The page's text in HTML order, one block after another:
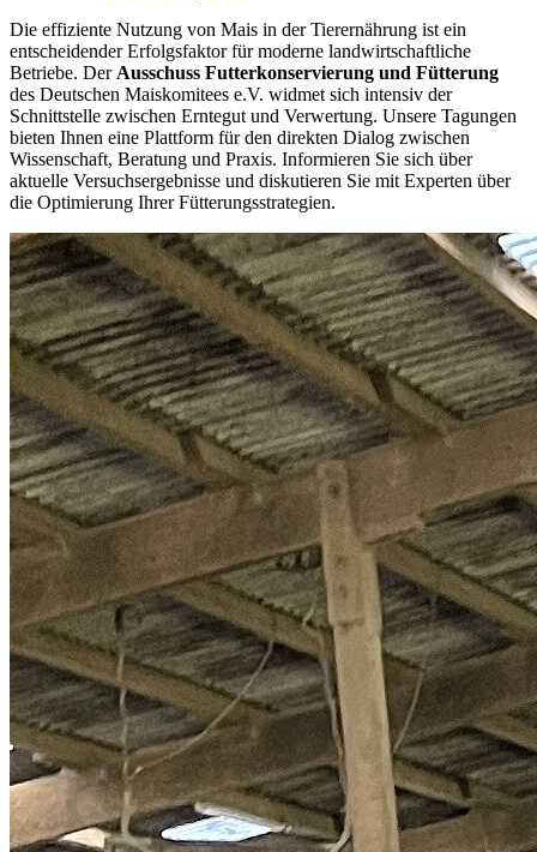
Die effiziente Nutzung von Mais in der Tierernährung ist ein
entscheidender Erfolgsfaktor für moderne landwirtschaftliche
Betriebe. Der Ausschuss Futterkonservierung und Fütterung
des Deutschen Maiskomitees e.V. widmet sich intensiv der
Schnittstelle zwischen Erntegut und Verwertung. Unsere Tagungen
bieten Ihnen eine Plattform für den direkten Dialog zwischen
Wissenschaft, Beratung und Praxis. Informieren Sie sich über
aktuelle Versuchsergebnisse und diskutieren Sie mit Experten über
die Optimierung Ihrer Fütterungsstrategien.